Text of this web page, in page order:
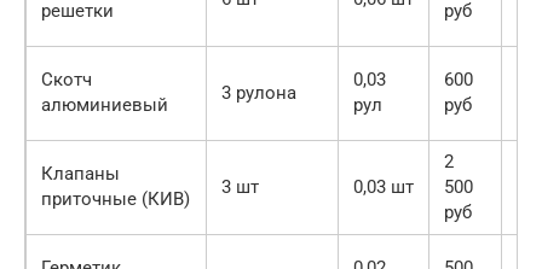
решетки
руб
Скотч
алюминиевый
3 рулона
0,03
рул
600
руб
Клапаны
приточные (КИВ)
3 шт 0,03 шт
2
500
руб